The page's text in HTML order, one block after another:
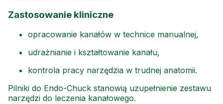
Zastosowanie kliniczne
opracowanie kanałów w technice manualnej,
udrażnianie i kształtowanie kanału,
kontrola pracy narzędzia w trudnej anatomii.
Pilniki do Endo-Chuck stanowią uzupełnienie zestawu
narzędzi do leczenia kanałowego.